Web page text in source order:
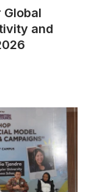
Global
and